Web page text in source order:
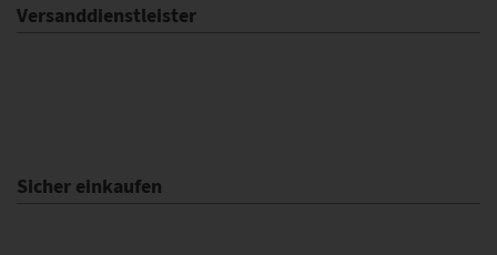
Versanddienstleister
Sicher einkaufen